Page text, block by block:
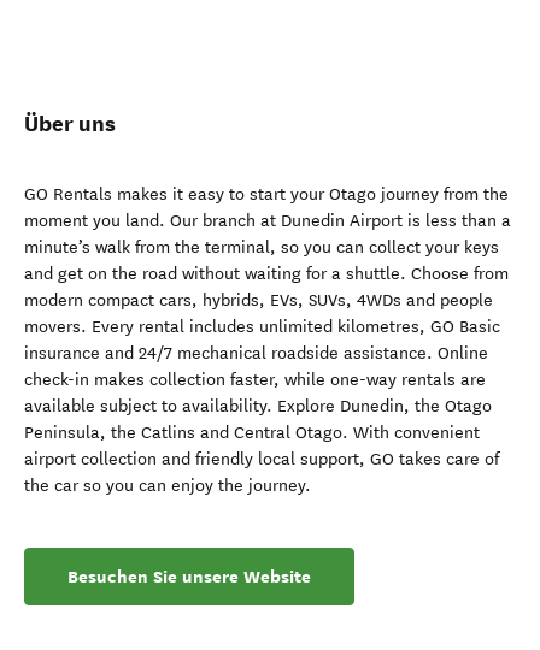
Über uns
GO Rentals makes it easy to start your Otago journey from the
moment you land. Our branch at Dunedin Airport is less than a
minute’s walk from the terminal, so you can collect your keys
and get on the road without waiting for a shuttle. Choose from
modern compact cars, hybrids, EVs, SUVs, 4WDs and people
movers. Every rental includes unlimited kilometres, GO Basic
insurance and 24/7 mechanical roadside assistance. Online
check-in makes collection faster, while one-way rentals are
available subject to availability. Explore Dunedin, the Otago
Peninsula, the Catlins and Central Otago. With convenient
airport collection and friendly local support, GO takes care of
the car so you can enjoy the journey.
Besuchen Sie unsere Website